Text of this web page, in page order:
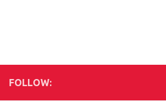
FOLLOW: